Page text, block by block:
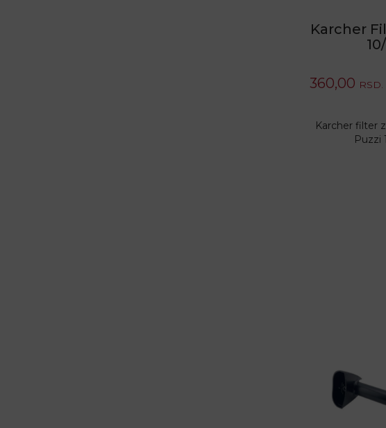
Karcher
360,00 RSD.
Karcher filter
Puzzi